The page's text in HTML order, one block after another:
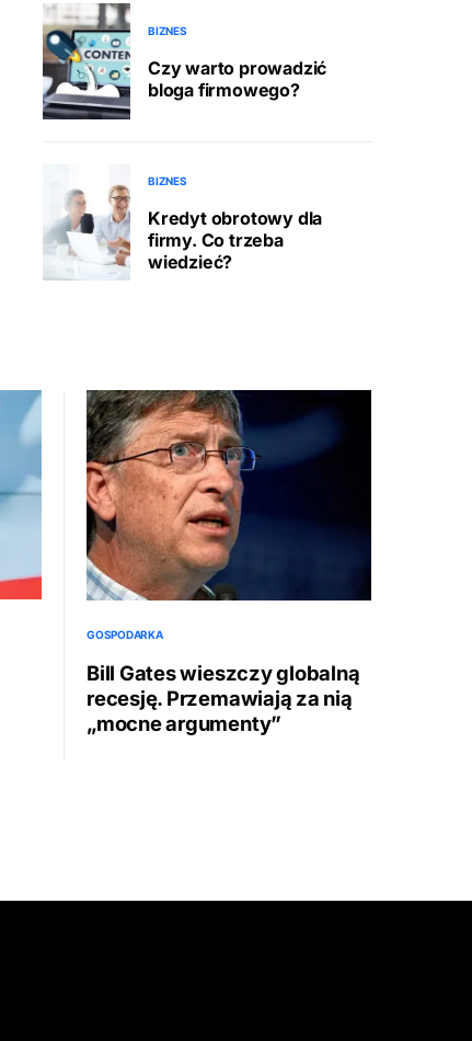
BIZNES
Czy warto prowadzić
bloga firmowego?
BIZNES
Kredyt obrotowy dla
firmy. Co trzeba
wiedzieć?
GOSPODARKA
Bill Gates wieszczy globalną
recesję. Przemawiają za nią
„mocne argumenty”